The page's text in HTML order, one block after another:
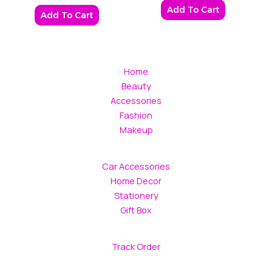
Add To Cart Add To Cart
Home
Beauty
Accessories
Fashion
Makeup
Car Accessories
Home Decor
Stationery
Gift Box
Track Order